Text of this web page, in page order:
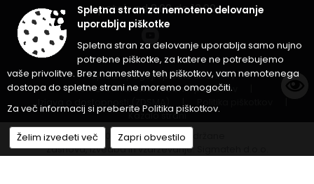
petek:od 8.00 do 12.00
Splošni pogoji spletne strani
|
Center za varstvo osebnih podatkov
Kazalo strani
© 2026 Vse pravice pridržane
Zasnova, izvedba in vzdrževanje: Sigmateh d.o.o.
Spletna stran za nemoteno delovanje
uporablja piškotke
Spletna stran za delovanje uporablja samo nujno
potrebne piškotke, za katere ne potrebujemo
vaše privolitve. Brez namestitve teh piškotkov, vam nemotenega
dostopa do spletne strani ne moremo omogočiti.
Za več informacij si preberite Politika piškotkov.
Želim izvedeti več Zapri obvestilo